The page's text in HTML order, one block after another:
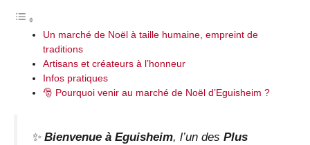
Un marché de Noël à taille humaine, empreint de
traditions
Artisans et créateurs à l’honneur
Infos pratiques
🎅 Pourquoi venir au marché de Noël d’Eguisheim ?
✨ Bienvenue à Eguisheim, l’un des Plus